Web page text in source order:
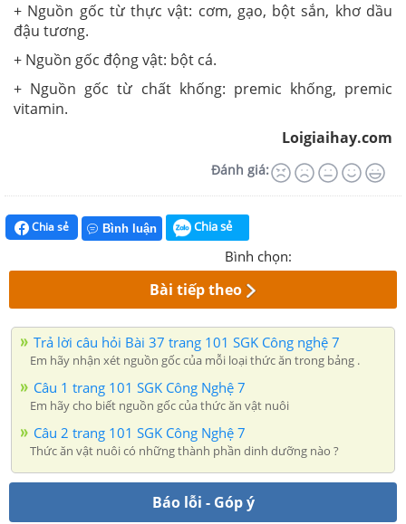
+ Nguồn gốc từ thực vật: cơm, gạo, bột sắn, khơ dầu
đậu tương.
+ Nguồn gốc động vật: bột cá.
+ Nguồn gốc từ chất khống: premic khống, premic
vitamin.
Loigiaihay.com
Đánh giá:
Chia sẻ Bình luận Chia sẻ
Bình chọn:
Bài tiếp theo
Trả lời câu hỏi Bài 37 trang 101 SGK Công nghệ 7
Em hãy nhận xét nguồn gốc của mỗi loại thức ăn trong bảng .
Câu 1 trang 101 SGK Công Nghệ 7
Em hãy cho biết nguồn gốc của thức ăn vật nuôi
Câu 2 trang 101 SGK Công Nghệ 7
Thức ăn vật nuôi có những thành phần dinh dưỡng nào ?
Báo lỗi - Góp ý